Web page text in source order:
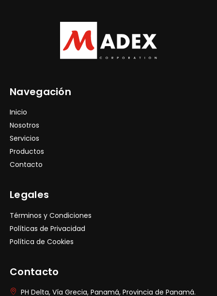
Navegación
Inicio
Nosotros
Servicios
Productos
Contacto
Legales
Términos y Condiciones
Políticas de Privacidad
Política de Cookies
Contacto
PH Delta, Vía Grecia, Panamá, Provincia de Panamá.